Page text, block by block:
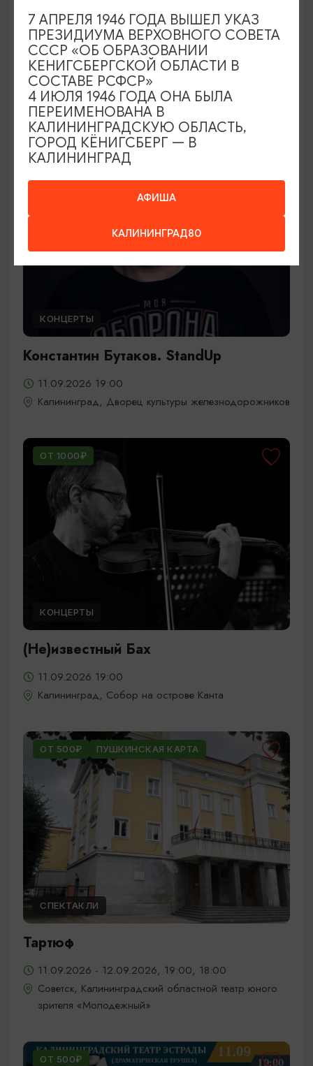
Лорд Фаунтлерой
10.09.2026 19:00
Калининград, Калининградский областной
драматический театр
ОТ 1000₽
КОНЦЕРТЫ
Константин Бутаков. StandUp
11.09.2026 19:00
Калининград, Дворец культуры железнодорожников
ОТ 1000₽
КОНЦЕРТЫ
(Не)известный Бах
11.09.2026 19:00
Калининград, Собор на острове Канта
ОТ 500₽ ПУШКИНСКАЯ КАРТА
СПЕКТАКЛИ
Тартюф
11.09.2026 - 12.09.2026, 19:00, 18:00
Советск, Калининградский областной театр юного
зрителя «Молодежный»
ОТ 500₽
АФИША
КАЛИНИНГРАД80
7 АПРЕЛЯ 1946 ГОДА ВЫШЕЛ УКАЗ
ПРЕЗИДИУМА ВЕРХОВНОГО СОВЕТА
СССР «ОБ ОБРАЗОВАНИИ
КЕНИГСБЕРГСКОЙ ОБЛАСТИ В
СОСТАВЕ РСФСР»
4 ИЮЛЯ 1946 ГОДА ОНА БЫЛА
ПЕРЕИМЕНОВАНА В
КАЛИНИНГРАДСКУЮ ОБЛАСТЬ,
ГОРОД КЁНИГСБЕРГ — В
КАЛИНИНГРАД